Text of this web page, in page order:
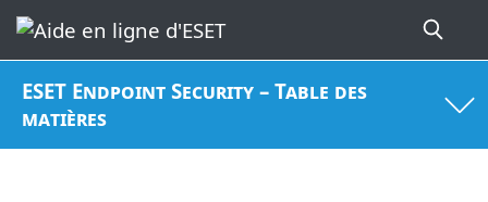
ESET Endpoint Security – Table des
matières